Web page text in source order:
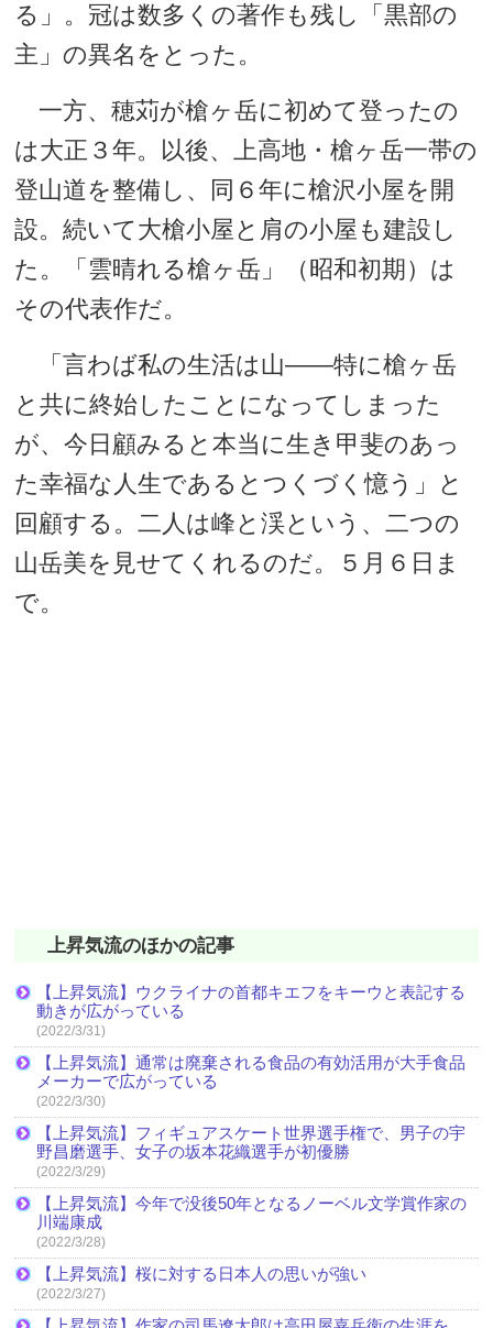
る」。冠は数多くの著作も残し「黒部の
主」の異名をとった。
一方、穂苅が槍ヶ岳に初めて登ったの
は大正３年。以後、上高地・槍ヶ岳一帯の
登山道を整備し、同６年に槍沢小屋を開
設。続いて大槍小屋と肩の小屋も建設し
た。「雲晴れる槍ヶ岳」（昭和初期）は
その代表作だ。
「言わば私の生活は山――特に槍ヶ岳
と共に終始したことになってしまった
が、今日顧みると本当に生き甲斐のあっ
た幸福な人生であるとつくづく憶う」と
回顧する。二人は峰と渓という、二つの
山岳美を見せてくれるのだ。５月６日ま
で。
上昇気流のほかの記事
【上昇気流】ウクライナの首都キエフをキーウと表記する
動きが広がっている
(2022/3/31)
【上昇気流】通常は廃棄される食品の有効活用が大手食品
メーカーで広がっている
(2022/3/30)
【上昇気流】フィギュアスケート世界選手権で、男子の宇
野昌磨選手、女子の坂本花織選手が初優勝
(2022/3/29)
【上昇気流】今年で没後50年となるノーベル文学賞作家の
川端康成
(2022/3/28)
【上昇気流】桜に対する日本人の思いが強い
(2022/3/27)